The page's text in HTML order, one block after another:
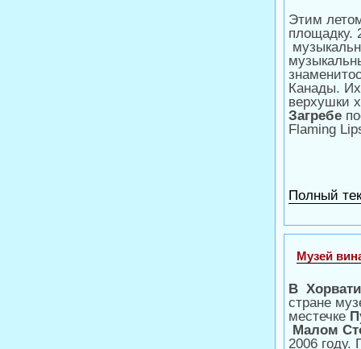
Этим
площадку.
Канады.
верхушки
Загребе
Flaming
Полный
Музей
В
стране
местечке
Малом
2006 году.